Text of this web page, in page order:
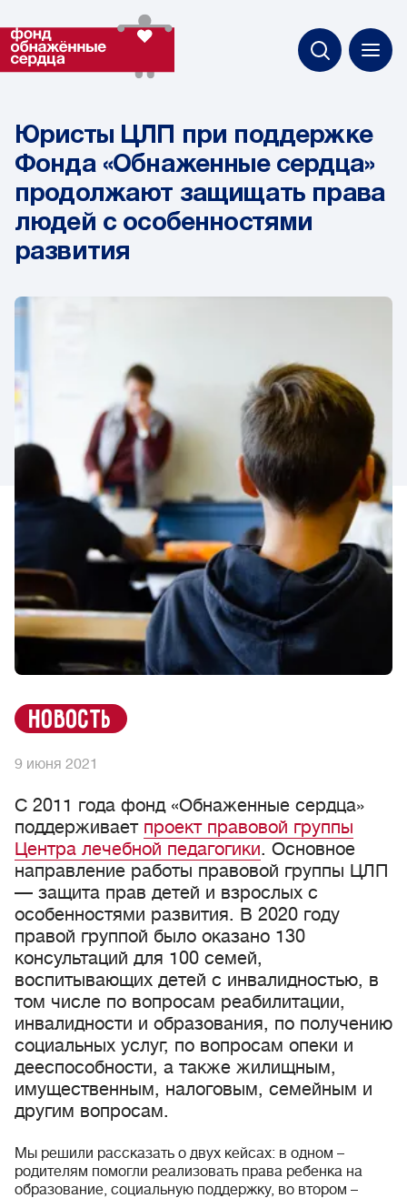
Юристы ЦЛП при поддержке
Фонда «Обнаженные сердца»
продолжают защищать права
людей с особенностями
развития
новость
9 июня 2021
С 2011 года фонд «Обнаженные сердца»
поддерживает проект правовой группы
Центра лечебной педагогики. Основное
направление работы правовой группы ЦЛП
— защита прав детей и взрослых с
особенностями развития. В 2020 году
правой группой было оказано 130
консультаций для 100 семей,
воспитывающих детей с инвалидностью, в
том числе по вопросам реабилитации,
инвалидности и образования, по получению
социальных услуг, по вопросам опеки и
дееспособности, а также жилищным,
имущественным, налоговым, семейным и
другим вопросам.
Мы решили рассказать о двух кейсах: в одном –
родителям помогли реализовать права ребенка на
образование, социальную поддержку, во втором –